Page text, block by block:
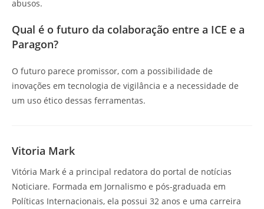
abusos.
Qual é o futuro da colaboração entre a ICE e a
Paragon?
O futuro parece promissor, com a possibilidade de
inovações em tecnologia de vigilância e a necessidade de
um uso ético dessas ferramentas.
Vitoria Mark
Vitória Mark é a principal redatora do portal de notícias
Noticiare. Formada em Jornalismo e pós-graduada em
Políticas Internacionais, ela possui 32 anos e uma carreira